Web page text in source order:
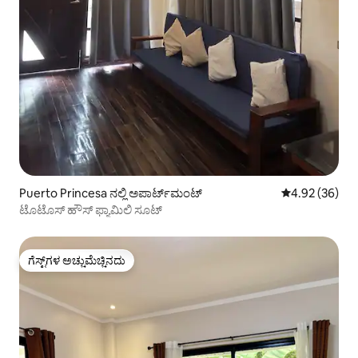
Puerto Princesa ನಲ್ಲಿ ಅಪಾರ್ಟ್‌ಮಂಟ್ 5 ರಲ್ಲಿ 4.92
4.92 (36)
ಟೊಟೊಸ್ ಹೌಸ್ ಫ್ಯಾಮಿಲಿ ಸೂಟ್
ಗೆಸ್ಟ್‌ಗಳ ಅಚ್ಚುಮೆಚ್ಚಿನದು
ಗೆಸ್ಟ್‌ಗಳ ಅಚ್ಚುಮೆಚ್ಚಿನದು